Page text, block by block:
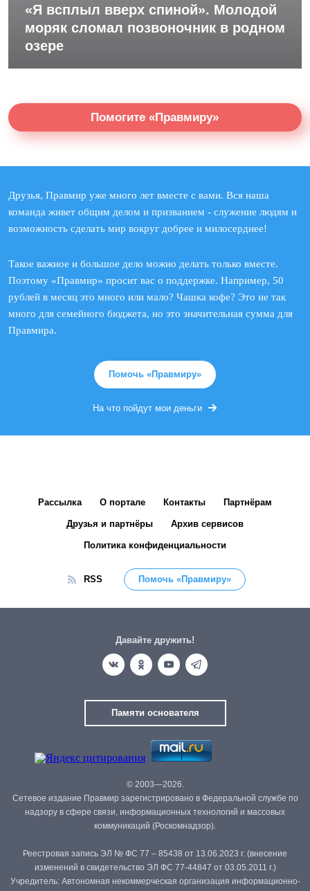
«Я всплыл вверх спиной». Молодой
моряк сломал позвоночник в родном
озере
Помогите «Правмиру»
Друзья, Правмир уже много лет вместе с вами. Вся наша
команда живет общим делом и призванием - служение людям и
возможность сделать мир вокруг добрее и милосерднее!
Такое важное и большое дело можно делать только вместе.
Поэтому «Правмир» просит вас о поддержке. Например, 50
рублей в месяц это много или мало? Чашка кофе? Это не так
много для семейного бюджета, но это значительная сумма для
Правмира.
Помочь «Правмиру»
На что пойдут мои деньги
Рассылка О портале Контакты Партнёрам
Друзья и партнёры Архив сервисов
Политика конфиденциальности
RSS Помочь «Правмиру»
Давайте дружить!
Памяти основателя
© 2003—2026.
Сетевое издание Правмир зарегистрировано в Федеральной службе по
надзору в сфере связи, информационных технологий и массовых
коммуникаций (Роскомнадзор).
Реестровая запись ЭЛ № ФС 77 – 85438 от 13.06.2023 г. (внесение
изменений в свидетельство ЭЛ ФС 77-44847 от 03.05.2011 г.)
Учредитель: Автономная некоммерческая организация информационно-